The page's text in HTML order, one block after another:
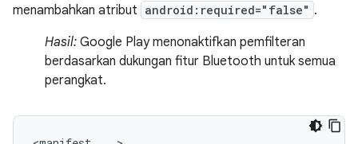
menambahkan atribut android:required="false" .
Hasil: Google Play menonaktifkan pemfilteran
berdasarkan dukungan fitur Bluetooth untuk semua
perangkat.